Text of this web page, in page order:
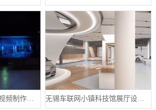
上海大创智数字展厅视频制作案例分享 无锡车联网小镇科技馆展厅设计案例